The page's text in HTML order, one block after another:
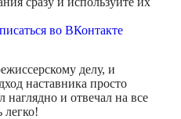
во ВКонтакте
делу, и
наставника просто
наглядно и отвечал на все
легко!